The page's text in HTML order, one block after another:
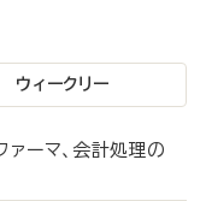
ウィークリー
ーマ、会計処理の